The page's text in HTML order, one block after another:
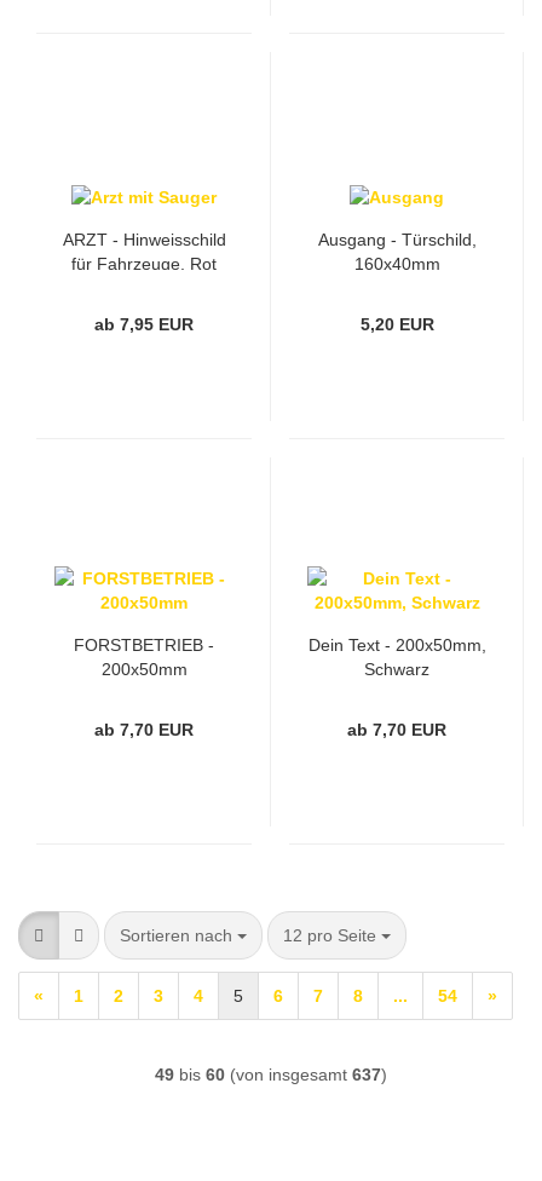
ARZT - Hinweisschild
für Fahrzeuge, Rot
ab 7,95 EUR
Ausgang - Türschild,
160x40mm
5,20 EUR
FORSTBETRIEB -
200x50mm
ab 7,70 EUR
Dein Text - 200x50mm,
Schwarz
ab 7,70 EUR
Sortieren nach
Sortieren nach 12 pro Seite
pro Seite
« 1 2 3 4 5 6 7 8 ... 54 »
49 bis 60 (von insgesamt 637)